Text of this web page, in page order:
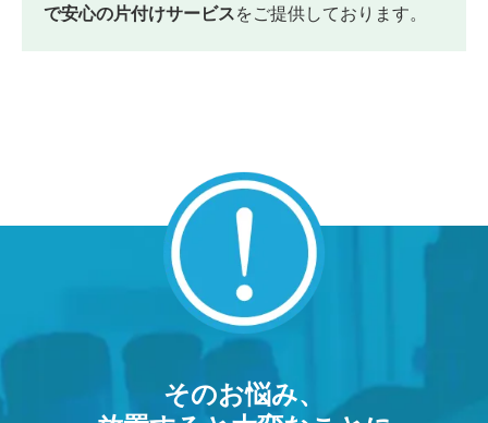
で安心の片付けサービスをご提供しております。
そのお悩み、